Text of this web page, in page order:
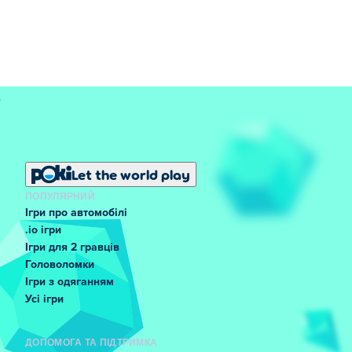
Let the world play
ПОПУЛЯРНИЙ
Ігри про автомобілі
.io ігри
Ігри для 2 гравців
Головоломки
Ігри з одяганням
Усі ігри
ДОПОМОГА ТА ПІДТРИМКА